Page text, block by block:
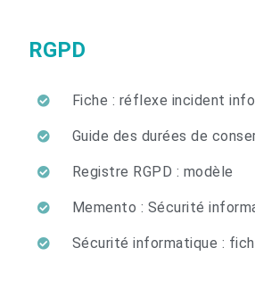
RGPD
Fiche : réflexe incident
Guide des durées de
Registre RGPD : modèle
Memento : Sécurité
Sécurité informatique :